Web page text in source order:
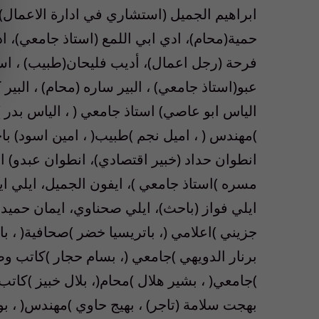
ابراهيم الجميل (استشاري في ادارة
حمية(محام)، ادي ابي اللمع (استاذ
فرحة (رجل اعمال)، أديب فليحان(طبيب) ،
عبو(استاذ جامعي) ، البير ساره (محام) ،
الياس ابو عاصي) استاذ جامعي ( ، الياس
)مهندس ( ، اميل نجم )طبيب( ، امين اسود)
انطوان حداد (خبير اقتصادي)، انطوان
مسره )استاذ جامعي )، ايفون الجميل، ايلي
ايلي فواز (باحث)، ايلي صحناوي، ايمان
جزيني )اعلامي (، باتريسيا خضر )صحافية( ،
برنار الدويهي )جامعي (، بسام حجار )كاتب
)جامعي( ، بشير هلال )محام(، بلال خبيز
بهجت سلامة (تاجر) ، بهيج حاوي )مهندس(